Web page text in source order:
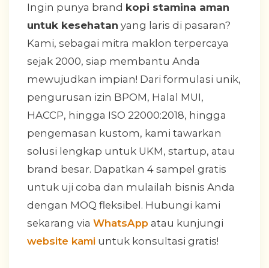
Ingin punya brand kopi stamina aman
untuk kesehatan yang laris di pasaran?
Kami, sebagai mitra maklon terpercaya
sejak 2000, siap membantu Anda
mewujudkan impian! Dari formulasi unik,
pengurusan izin BPOM, Halal MUI,
HACCP, hingga ISO 22000:2018, hingga
pengemasan kustom, kami tawarkan
solusi lengkap untuk UKM, startup, atau
brand besar. Dapatkan 4 sampel gratis
untuk uji coba dan mulailah bisnis Anda
dengan MOQ fleksibel. Hubungi kami
sekarang via WhatsApp atau kunjungi
website kami untuk konsultasi gratis!